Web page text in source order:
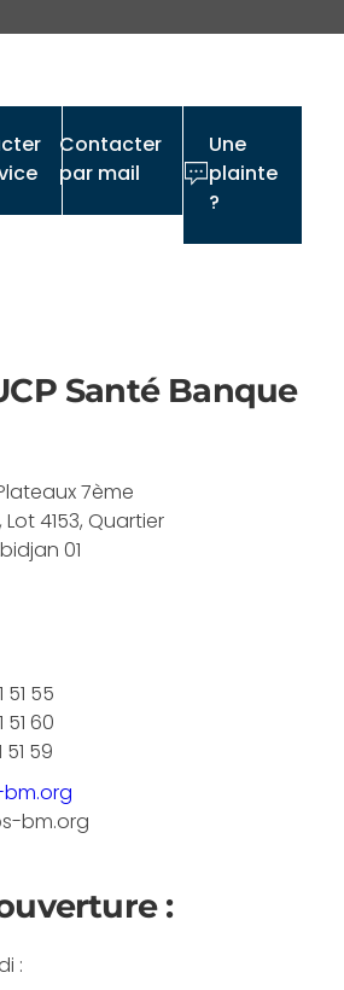
Contacter
par mail
Une
plainte
?
Santé Banque
7ème
4153, Quartier
01
51 55
51 60
59
bm.org
:
: